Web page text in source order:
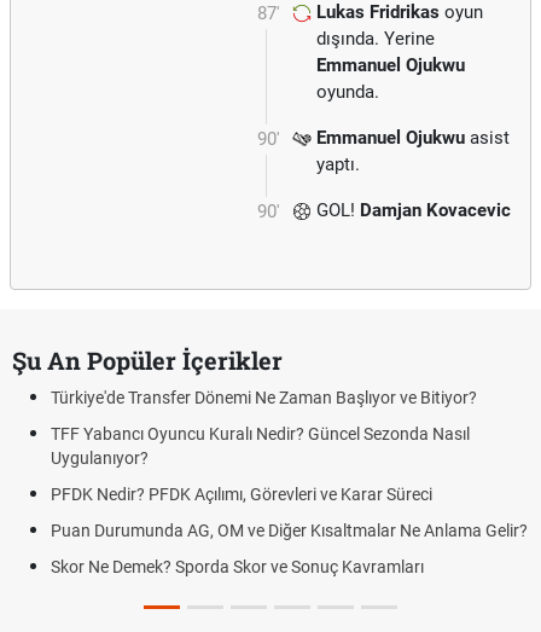
87' Lukas Fridrikas oyun
dışında. Yerine
Emmanuel Ojukwu
oyunda.
90' Emmanuel Ojukwu asist
yaptı.
90' GOL! Damjan Kovacevic
Şu An Popüler İçerikler
Türkiye'de Transfer Dönemi Ne Zaman Başlıyor ve Bitiyor?
TFF Yabancı Oyuncu Kuralı Nedir? Güncel Sezonda Nasıl
Uygulanıyor?
PFDK Nedir? PFDK Açılımı, Görevleri ve Karar Süreci
Puan Durumunda AG, OM ve Diğer Kısaltmalar Ne Anlama Gelir?
Skor Ne Demek? Sporda Skor ve Sonuç Kavramları